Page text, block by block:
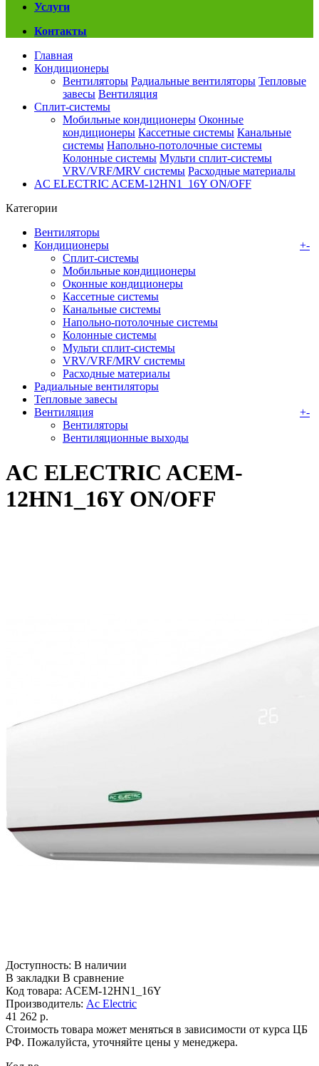
Услуги
Контакты
Главная
Кондиционеры
Вентиляторы Радиальные вентиляторы Тепловые
завесы Вентиляция
Сплит-системы
Мобильные кондиционеры Оконные
кондиционеры Кассетные системы Канальные
системы Напольно-потолочные системы
Колонные системы Мульти сплит-системы
VRV/VRF/MRV системы Расходные материалы
AC ELECTRIC ACEM-12HN1_16Y ON/OFF
Категории
Вентиляторы
Кондиционеры
+-
Сплит-системы
Мобильные кондиционеры
Оконные кондиционеры
Кассетные системы
Канальные системы
Напольно-потолочные системы
Колонные системы
Мульти сплит-системы
VRV/VRF/MRV системы
Расходные материалы
Радиальные вентиляторы
Тепловые завесы
Вентиляция
+-
Вентиляторы
Вентиляционные выходы
AC ELECTRIC ACEM-
12HN1_16Y ON/OFF
Доступность: В наличии
В закладки В сравнение
Код товара: ACEM-12HN1_16Y
Производитель: Ac Electric
41 262 р.
Стоимость товара может меняться в зависимости от курса ЦБ
РФ. Пожалуйста, уточняйте цены у менеджера.